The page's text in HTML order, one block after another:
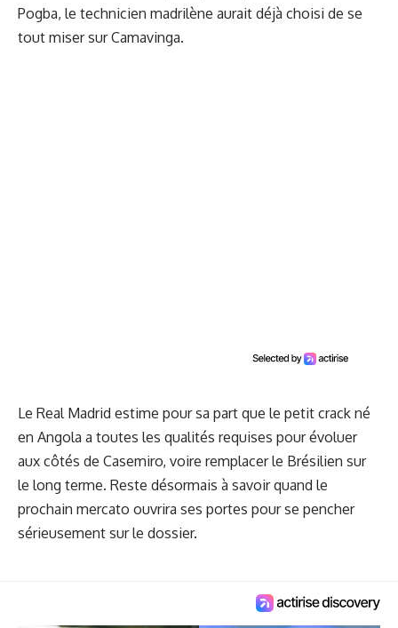
Pogba, le technicien madrilène aurait déjà choisi de se
tout miser sur Camavinga.
Le Real Madrid estime pour sa part que le petit crack né
en Angola a toutes les qualités requises pour évoluer
aux côtés de Casemiro, voire remplacer le Brésilien sur
le long terme. Reste désormais à savoir quand le
prochain mercato ouvrira ses portes pour se pencher
sérieusement sur le dossier.